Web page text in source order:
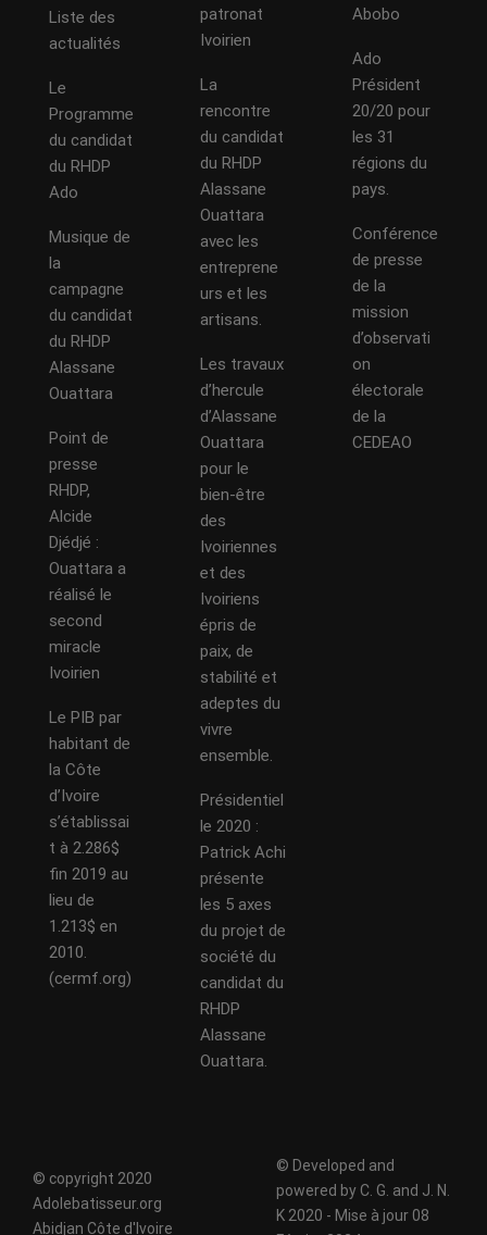
Liste des
actualités
Le
Programme
du candidat
du RHDP
Ado
Musique de
la
campagne
du candidat
du RHDP
Alassane
Ouattara
Point de
presse
RHDP,
Alcide
Djédjé :
Ouattara a
réalisé le
second
miracle
Ivoirien
Le PIB par
habitant de
la Côte
d’Ivoire
s’établissai
t à 2.286$
fin 2019 au
lieu de
1.213$ en
2010.
(cermf.org)
patronat
Ivoirien
La
rencontre
du candidat
du RHDP
Alassane
Ouattara
avec les
entreprene
urs et les
artisans.
Les travaux
d’hercule
d’Alassane
Ouattara
pour le
bien-être
des
Ivoiriennes
et des
Ivoiriens
épris de
paix, de
stabilité et
adeptes du
vivre
ensemble.
Présidentiel
le 2020 :
Patrick Achi
présente
les 5 axes
du projet de
société du
candidat du
RHDP
Alassane
Ouattara.
Abobo
Ado
Président
20/20 pour
les 31
régions du
pays.
Conférence
de presse
de la
mission
d’observati
on
électorale
de la
CEDEAO
© copyright 2020
Adolebatisseur.org
Abidjan Côte d'Ivoire
© Developed and
powered by C. G. and J. N.
K 2020 - Mise à jour 08